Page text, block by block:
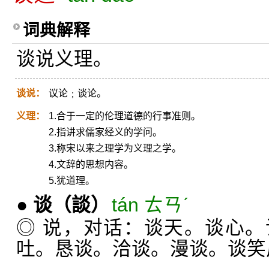
词典解释
谈说义理。
谈说： 议论﹔谈论。
义理：
1.合于一定的伦理道德的行事准则。
2.指讲求儒家经义的学问。
3.称宋以来之理学为义理之学。
4.文辞的思想内容。
5.犹道理。
● 谈 （談） tán ㄊㄢˊ
◎ 说，对话：谈天。谈心
吐。恳谈。洽谈。漫谈。谈